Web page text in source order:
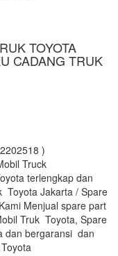
TOYOTA
CADANG TRUK
)
Truck
terlengkap dan
Toyota Jakarta / Spare
Menjual spare part
Truk Toyota, Spare
dan bergaransi dan